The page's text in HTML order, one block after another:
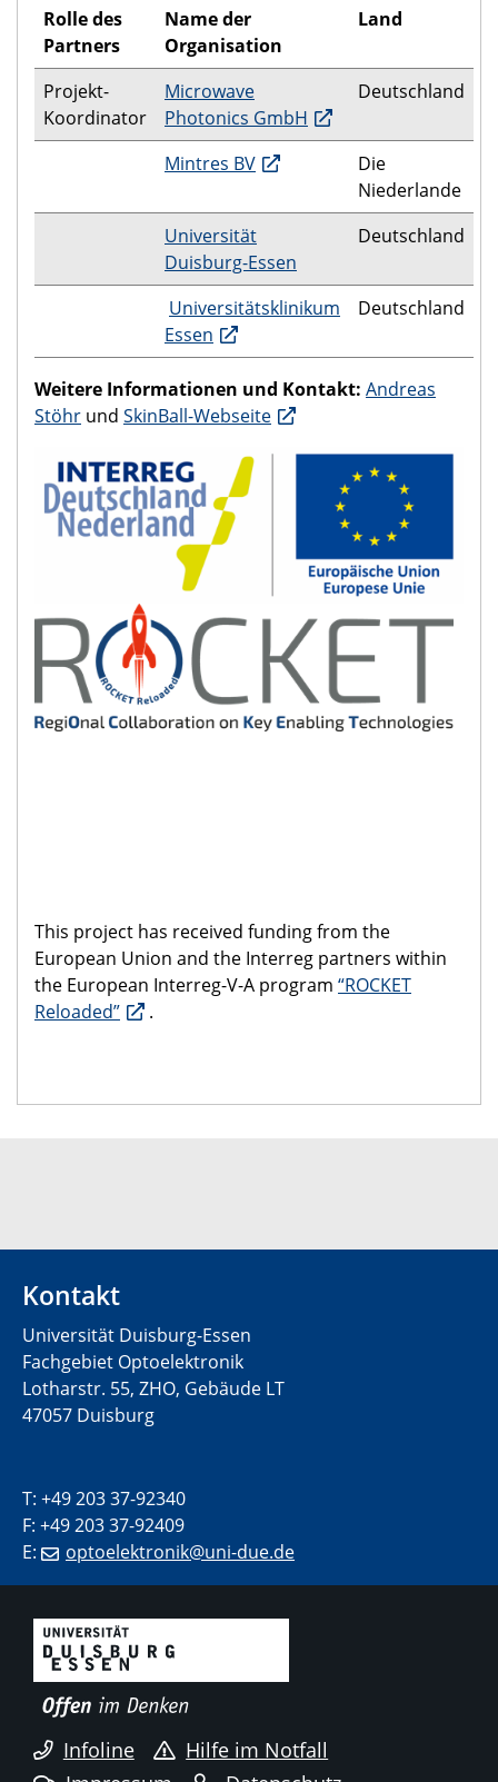
Rolle des
Partners
Name der
Organisation
Land
Projekt-
Koordinator
Microwave
Photonics GmbH
Deutschland
Mintres BV
Die
Niederlande
Universität
Duisburg-Essen
Deutschland
Universitätsklinikum
Essen
Deutschland
Weitere Informationen und Kontakt: Andreas
Stöhr und SkinBall-Webseite
This project has received funding from the
European Union and the Interreg partners within
the European Interreg-V-A program “ROCKET
Reloaded”
.
Kontakt
Universität Duisburg-Essen
Fachgebiet Optoelektronik
Lotharstr. 55, ZHO, Gebäude LT
47057 Duisburg
T: +49 203 37-92340
F: +49 203 37-92409
E:
optoelektronik@uni-due.de
Infoline
Hilfe im Notfall